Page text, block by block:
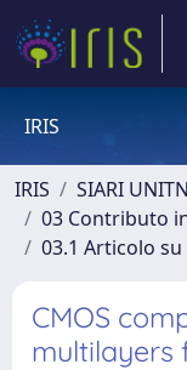
IRIS
IRIS
SIARI UNITN
03 Contributo
03.1 Articolo
CMOS
multilayers